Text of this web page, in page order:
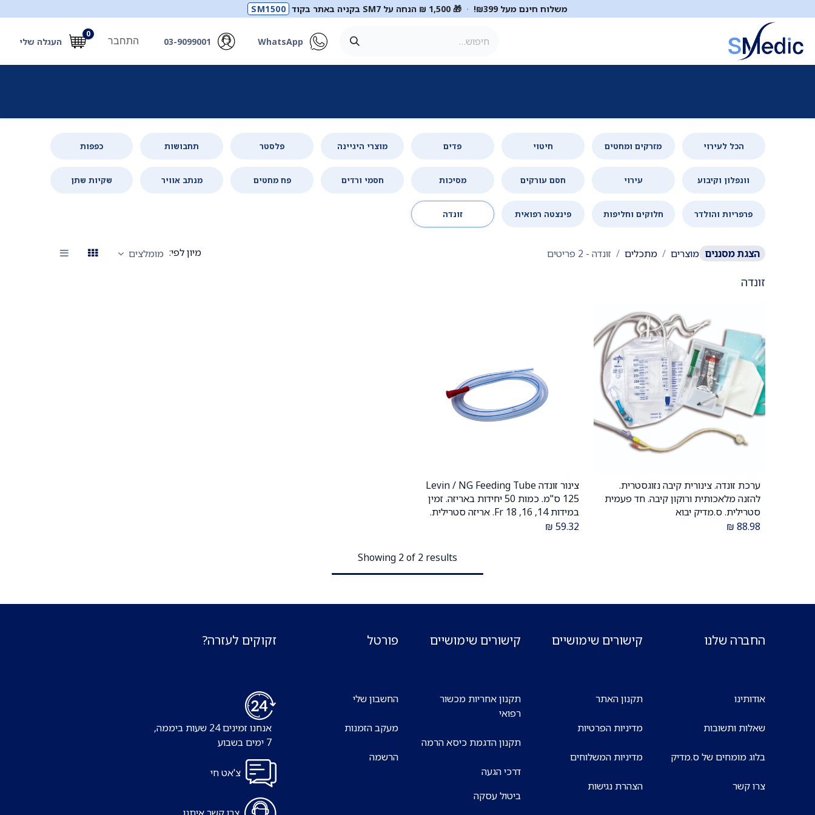
משלוח חינם מעל ₪399! · 🎁 1,500 ₪ הנחה על SM7 בקניה באתר בקוד SM1500
WhatsApp
03-9099001
0
העגלה שלי התחבר
הכל לעירוי מזרקים ומחטים חיטוי פדים מוצרי היגיינה פלסטר תחבושות כפפות
וונפלון וקיבוע עירוי חסם עורקים מסיכות חסמי ורדים פח מחטים מנתב אוויר שקיות שתן
פרפריות והולדר חלוקים וחליפות פינצטה רפואית זונדה
הצגת מסננים מוצרים מתכלים זונדה - 2 פריטים מיון לפי: מומלצים
זונדה
הוספה לעגלה
ערכת זונדה. צינורית קיבה נזוגסטרית.
להזנה מלאכותית ורוקון קיבה. חד פעמית
סטרילית. ס.מדיק יבוא
88.98
₪
הוספה לעגלה
צינור זונדה Levin / NG Feeding Tube
125 ס"מ. כמות 50 יחידות באריזה. זמין
במידות 14, 16, 18 Fr. אריזה סטרילית.
ס.מדיק יבוא
59.32
₪
Showing 2 of 2 results
החברה שלנו
אודותינו
שאלות ותשובות
בלוג מומחים של ס.מדיק
צרו קשר
קישורים שימושיים
תקנון האתר
מדיניות הפרטיות
מדיניות המשלוחים
הצהרת נגישות
קישורים שימושיים
תקנון אחריות מכשור
רפואי
תקנון הדגמת כיסא הרמה
דרכי הגעה
ביטול עסקה
פורטל
החשבון שלי
מעקב הזמנות
הרשמה
זקוקים לעזרה?
אנחנו זמינים 24 שעות ביממה,
7 ימים בשבוע
צ'אט חי
צרו קשר איתנו